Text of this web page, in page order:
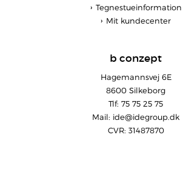
Tegnestueinformation
Mit kundecenter
b conzept
Hagemannsvej 6E
8600 Silkeborg
Tlf: 75 75 25 75
Mail: ide@idegroup.dk
CVR: 31487870